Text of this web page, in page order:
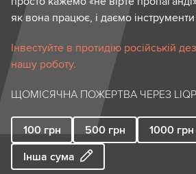
як вона працює, і даємо інструменти
Інвестуйте в протидію російській
нашу роботу.
ЩОМІСЯЧНА ПОЖЕРТВА ЧЕРЕЗ
100 грн 500 грн 1000 грн
Інша сума